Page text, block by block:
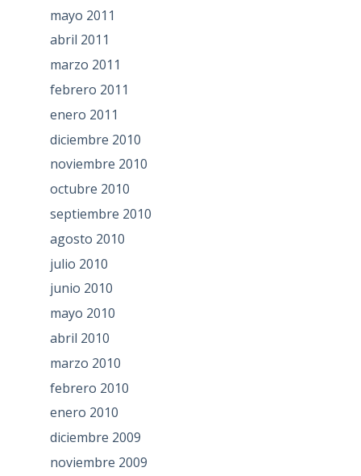
mayo 2011
abril 2011
marzo 2011
febrero 2011
enero 2011
diciembre 2010
noviembre 2010
octubre 2010
septiembre 2010
agosto 2010
julio 2010
junio 2010
mayo 2010
abril 2010
marzo 2010
febrero 2010
enero 2010
diciembre 2009
noviembre 2009